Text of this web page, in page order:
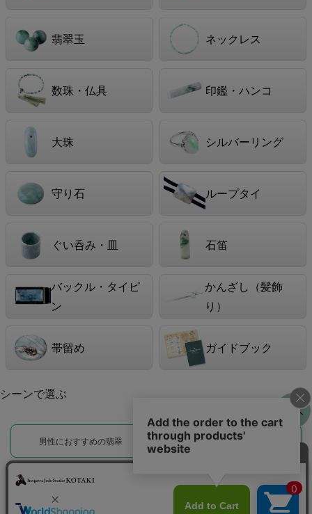
翡翠玉 ネックレス
数珠・仏具 印鑑・ハンコ
大珠 シルバーリング
守り石 ループタイ
ぐい呑み・皿 石笛
バックル・タイピ
ン
かんざし（髪飾
り）
帯留め ガイドブック
シーンで選ぶ
男性におすすめの翡翠 女性におすすめの翡翠
お守りとして選ぶ翡翠 海外の方への贈り物に